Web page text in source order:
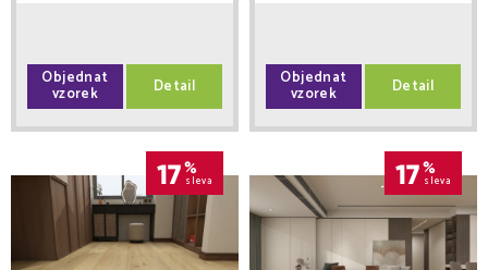
Objednat
vzorek Detail Objednat
vzorek Detail
17%
sleva 17%
sleva